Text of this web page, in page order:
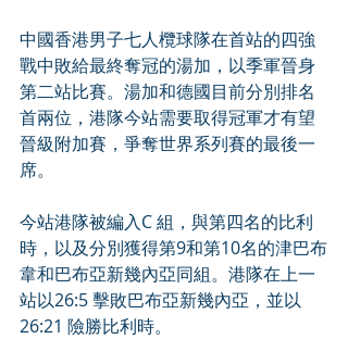
中國香港男子七人欖球隊在首站的四強
戰中敗給最終奪冠的湯加，以季軍晉身
第二站比賽。湯加和德國目前分別排名
首兩位，港隊今站需要取得冠軍才有望
晉級附加賽，爭奪世界系列賽的最後一
席。
今站港隊被編入C 組，與第四名的比利
時，以及分別獲得第9和第10名的津巴布
韋和巴布亞新幾內亞同組。港隊在上一
站以26:5 擊敗巴布亞新幾內亞，並以
26:21 險勝比利時。